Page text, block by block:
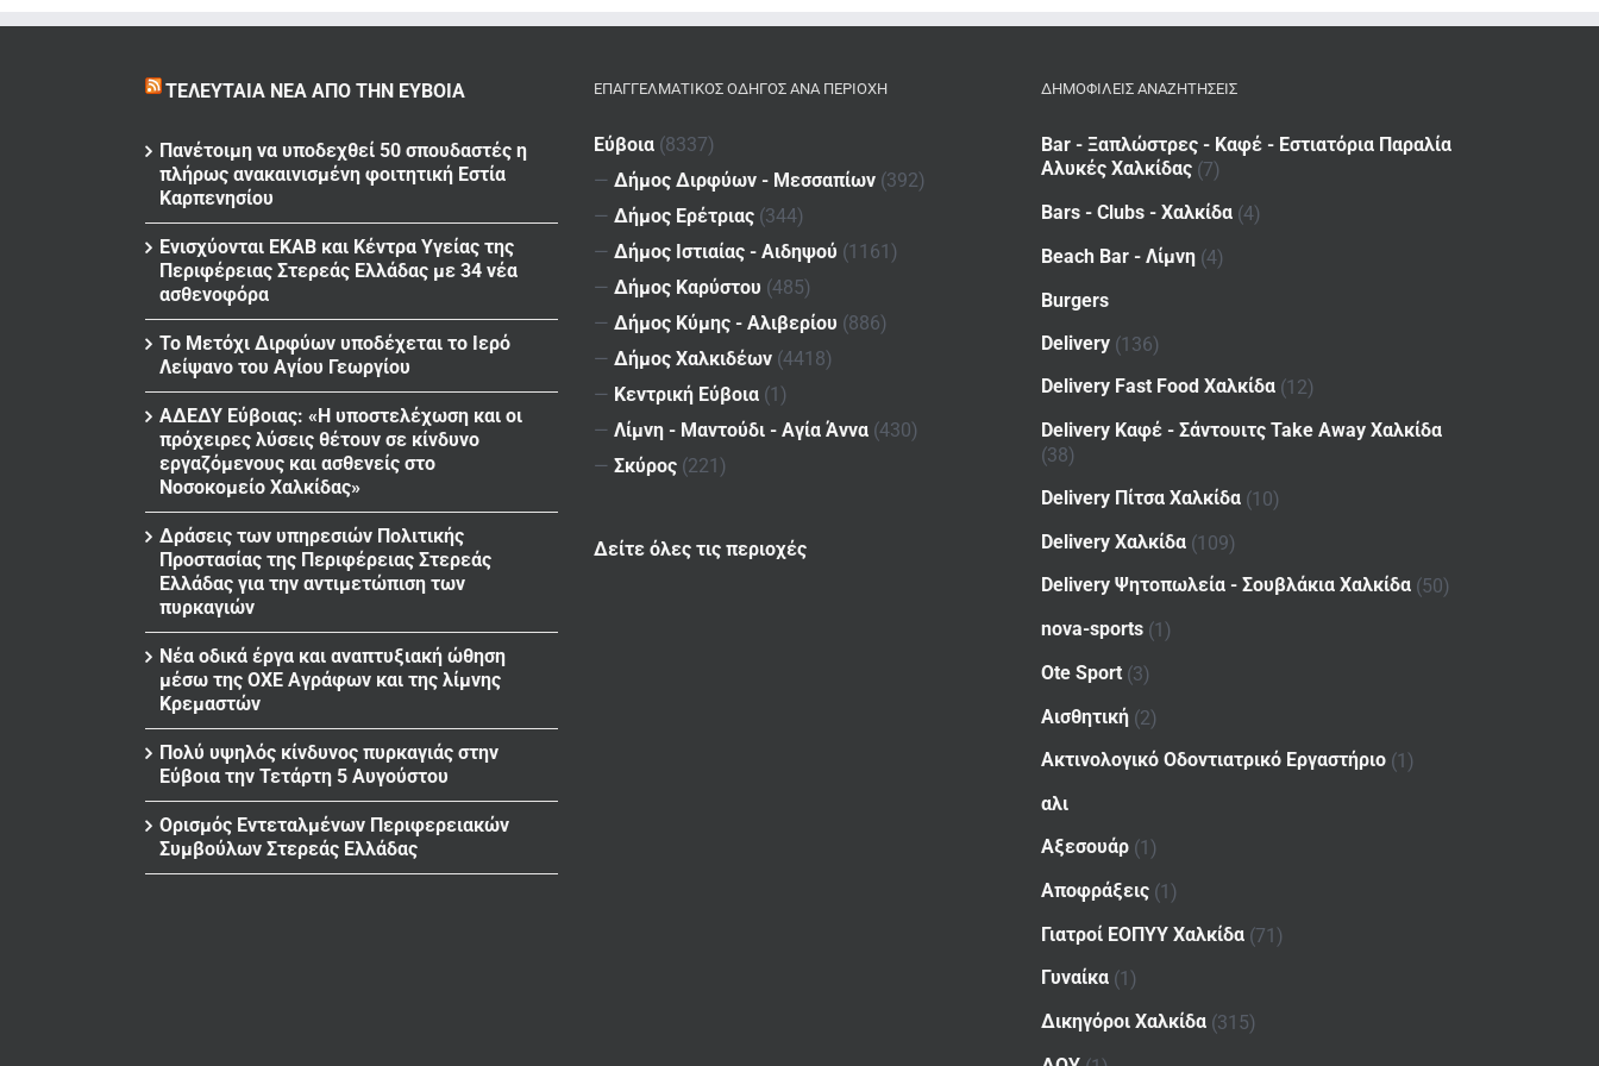
ΤΕΛΕΥΤΑΊΑ ΝΈΑ ΑΠΌ ΤΗΝ ΕΎΒΟΙΑ
Πανέτοιμη να υποδεχθεί 50 σπουδαστές η
πλήρως ανακαινισμένη φοιτητική Εστία
Καρπενησίου
Ενισχύονται ΕΚΑΒ και Κέντρα Υγείας της
Περιφέρειας Στερεάς Ελλάδας με 34 νέα
ασθενοφόρα
Το Μετόχι Διρφύων υποδέχεται το Ιερό
Λείψανο του Αγίου Γεωργίου
ΑΔΕΔΥ Εύβοιας: «Η υποστελέχωση και οι
πρόχειρες λύσεις θέτουν σε κίνδυνο
εργαζόμενους και ασθενείς στο
Νοσοκομείο Χαλκίδας»
Δράσεις των υπηρεσιών Πολιτικής
Προστασίας της Περιφέρειας Στερεάς
Ελλάδας για την αντιμετώπιση των
πυρκαγιών
Νέα οδικά έργα και αναπτυξιακή ώθηση
μέσω της ΟΧΕ Αγράφων και της λίμνης
Κρεμαστών
Πολύ υψηλός κίνδυνος πυρκαγιάς στην
Εύβοια την Τετάρτη 5 Αυγούστου
Ορισμός Εντεταλμένων Περιφερειακών
Συμβούλων Στερεάς Ελλάδας
ΕΠΑΓΓΕΛΜΑΤΙΚΌΣ ΟΔΗΓΌΣ ΑΝΆ ΠΕΡΙΟΧΉ
Εύβοια (8337)
— Δήμος Διρφύων - Μεσσαπίων (392)
— Δήμος Ερέτριας (344)
— Δήμος Ιστιαίας - Αιδηψού (1161)
— Δήμος Καρύστου (485)
— Δήμος Κύμης - Αλιβερίου (886)
— Δήμος Χαλκιδέων (4418)
— Κεντρική Εύβοια (1)
— Λίμνη - Μαντούδι - Αγία Άννα (430)
— Σκύρος (221)
Δείτε όλες τις περιοχές
ΔΗΜΟΦΙΛΕΙΣ ΑΝΑΖΗΤΗΣΕΙΣ
Bar - Ξαπλώστρες - Καφέ - Εστιατόρια Παραλία
Αλυκές Χαλκίδας (7)
Bars - Clubs - Χαλκίδα (4)
Beach Bar - Λίμνη (4)
Burgers
Delivery (136)
Delivery Fast Food Χαλκίδα (12)
Delivery Καφέ - Σάντουιτς Take Away Χαλκίδα
(38)
Delivery Πίτσα Χαλκίδα (10)
Delivery Χαλκίδα (109)
Delivery Ψητοπωλεία - Σουβλάκια Χαλκίδα (50)
nova-sports (1)
Ote Sport (3)
Αισθητική (2)
Ακτινολογικό Οδοντιατρικό Εργαστήριο (1)
αλι
Αξεσουάρ (1)
Αποφράξεις (1)
Γιατροί ΕΟΠΥΥ Χαλκίδα (71)
Γυναίκα (1)
Δικηγόροι Χαλκίδα (315)